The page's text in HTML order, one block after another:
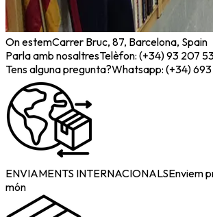
On estemCarrer Bruc, 87, Barcelona, Spain
Parla amb nosaltresTelèfon: (+34) 93 207
Tens alguna pregunta?Whatsapp: (+34) 693
ENVIAMENTS INTERNACIONALSEnviem
món